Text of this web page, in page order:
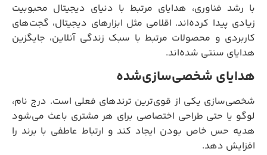
با رشد فناوری، هدایای مرتبط با دنیای دیجیتال محبوبیت
زیادی پیدا کرده‌اند. اقلامی مثل ابزارهای دیجیتال، گجت‌های
کاربردی و محصولات مرتبط با سبک زندگی آنلاین، جایگزین
هدایای سنتی شده‌اند.
هدایای شخصی‌سازی‌شده
شخصی‌سازی یکی از قوی‌ترین ترندهای فعلی است. درج نام،
لوگو یا حتی طراحی اختصاصی برای هر مشتری باعث می‌شود
هدیه حس خاص بودن ایجاد کند و ارتباط عاطفی با برند را
افزایش دهد.